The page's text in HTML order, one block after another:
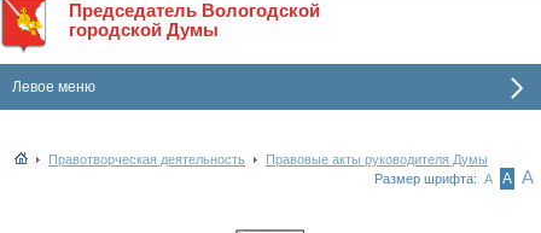
Председатель Вологодской
городской Думы
Левое меню
Правотворческая деятельность
Правовые акты руководителя Думы
Размер шрифта: А А А